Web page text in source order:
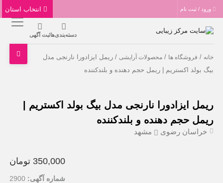
ورود / ثبت نام
دسته‌بندی‌هاثبت آگهی
خانه / فروشگاه ها /محصولات آرایشی / ریمل ایزادورا نارنجی مدل
بیگ بولد اکستریم | ریمل حجم دهنده و بلندکننده
ریمل ایزادورا نارنجی مدل بیگ بولد اکستریم |
ریمل حجم دهنده و بلندکننده
خراسان رضوی مشهد
350,000 تومان
شماره آگهی: 2900